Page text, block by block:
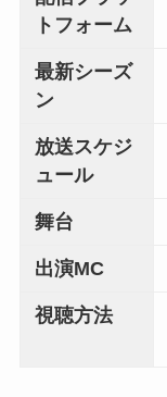
トフォーム
最新シーズ
ン
放送スケジ
ュール
舞台
出演MC
視聴方法